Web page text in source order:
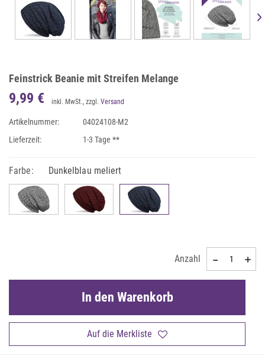
Feinstrick Beanie mit Streifen Melange
9,99 € inkl. MwSt., zzgl. Versand
Artikelnummer:
04024108-M2
Lieferzeit:
1-3 Tage **
Farbe: Dunkelblau meliert
Anzahl
Auf die Merkliste
In den Warenkorb